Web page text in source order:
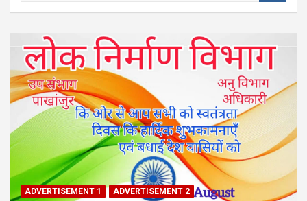
h
ADVERTISEMENT 1 ADVERTISEMENT 2